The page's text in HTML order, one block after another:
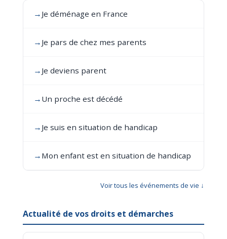
→ Je déménage en France
→ Je pars de chez mes parents
→ Je deviens parent
→ Un proche est décédé
→ Je suis en situation de handicap
→ Mon enfant est en situation de handicap
Voir tous les événements de vie ↓
Actualité de vos droits et démarches